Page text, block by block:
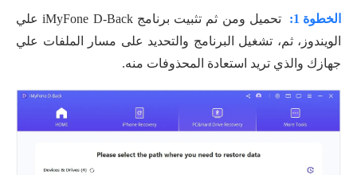
الخطوة 1:
تحميل ومن ثم تثبيت برنامج iMyFone D-Back علي
الويندوز، ثم، تشغيل البرنامج والتحديد على مسار الملفات علي
جهازك والذي تريد استعادة المحذوفات منه.